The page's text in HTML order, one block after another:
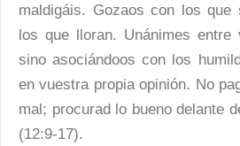
maldigáis. Gozaos con los que
los que lloran. Unánimes entre
sino asociándoos con los
en vuestra propia opinión. No
mal; procurad lo bueno delante
(12:9-17).